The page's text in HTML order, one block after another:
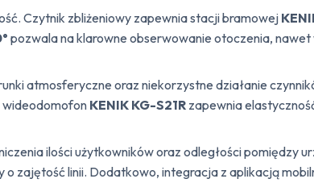
Czytnik zbliżeniowy zapewnia stacji bramowej
pozwala na klarowne obserwowanie otoczenia, nawet
atmosferyczne oraz niekorzystne działanie
wideodomofon KENIK KG-S21R zapewnia
ilości użytkowników oraz odległości pomiędzy
o zajętość linii. Dodatkowo, integracja z aplikacją